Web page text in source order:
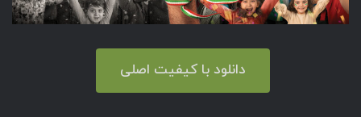
دانلود با کیفیت اصلی